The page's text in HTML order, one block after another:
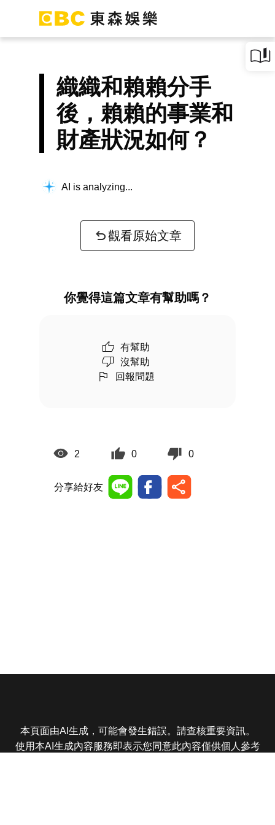
織織和賴賴分手
後，賴賴的事業和
財產狀況如何？
AI is analyzing...
觀看原始文章
你覺得這篇文章有幫助嗎？
有幫助
沒幫助
回報問題
2 0 0
分享給好友
本頁面由AI生成，可能會發生錯誤。請查核重要資訊。
使用本AI生成內容服務即表示您同意此內容僅供個人參考